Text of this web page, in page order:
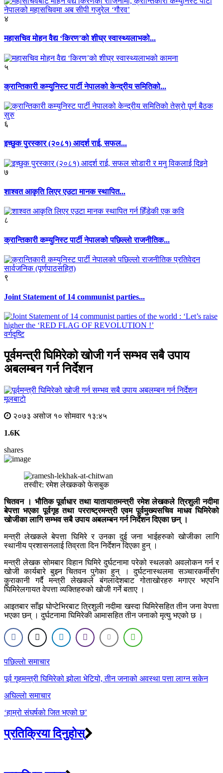
४
महासचिव मोहन वैद्य ‘किरण’को शीघ्र स्वास्थ्यलाभको...
५
क्रान्तिकारी कम्युनिस्ट पार्टी नेपालको केन्द्रीय समितिको...
६
इच्छुक पुरस्कार (२०८१) आदर्श राई, सफल...
७
शाश्वत आकृति लिएर एउटा मानक स्थापित...
८
क्रान्तिकारी कम्युनिस्ट पार्टी नेपालको पछिल्लो राजनीतिक...
९
Joint Statement of 14 communist parties...
वर्गदृष्टि
पूर्वमन्त्री घिमिरेको खोजी गर्न सम्भव सबै उपाय
अबलम्बन गर्न निर्देशन
मूलबाटाे
२०७३ असोज १० सोमवार १३:४५
1.6K
shares
तस्वीर: रमेश लेखकको फेसबुक
चितवन । भौतिक पूर्वाधार तथा यातायातमन्त्री रमेश लेखकले त्रिशुली नदीमा
बेपत्ता भएका पूर्वगृह तथा परराष्ट्रमन्त्री एवम पूर्वमुख्यसचिव माधव घिमिरेको
खोजीका लागि सम्भव सबै उपाय अबलम्बन गर्न निर्देशन दिएका छन् ।
मन्त्री लेखकले बेपत्ता घिमिरे र उनका दुई जना भाईहरुको खोजीका लागि
स्थानीय प्रशासनलाई तिव्रता दिन निर्देशन दिएका हुन् ।
मन्त्री लेखक सोमबार विहान घिमिरे दुर्घटनामा परेको स्थलको अवलोकन गर्न र
खोजी कार्यबारे बुझ्न चितवन पुगेका हुन् । दुर्घटनास्थलमा सञ्चारकर्मीसँग
कुराकानी गर्दै मन्त्री लेखकले बंगलादेशबाट गोताखोरहरु मगाएर भएपनि
घिमिरेलगायत वेपत्ता व्यक्तिहरुको खोजी गर्ने बताए ।
आइतबार साँझ घोप्टेभिरबाट त्रिशुली नदीमा खस्दा घिमिरेसहित तीन जना वेपत्ता
भएका छन् । दुर्घटनामा घिमिरेकी आमासहित तीन जनाको मृत्यु भएको छ ।
Post
navigation
पछिल्लाे समाचार
पूर्व गृहमन्त्री घिमिरेको झोला भेटियो, तीन जनाको अवस्था पत्ता लाग्न सकेन
अघिल्लाे समाचार
‘हाम्रो संघर्षको जित भएको छ’
प्रतिक्रिया दिनुहोस्